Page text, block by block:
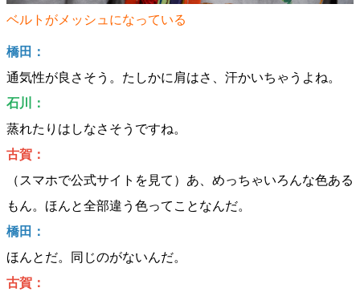
ベルトがメッシュになっている
橋田：
通気性が良さそう。たしかに肩はさ、汗かいちゃうよね。
石川：
蒸れたりはしなさそうですね。
古賀：
（スマホで公式サイトを見て）あ、めっちゃいろんな色ある
もん。ほんと全部違う色ってことなんだ。
橋田：
ほんとだ。同じのがないんだ。
古賀：